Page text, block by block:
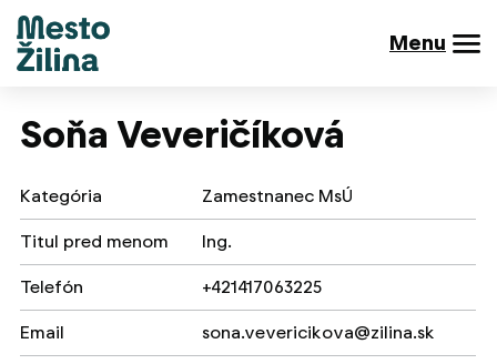
Menu
Soňa Veveričíková
Kategória Zamestnanec MsÚ
Titul pred menom Ing.
Telefón +421417063225
Email sona.vevericikova@zilina.sk